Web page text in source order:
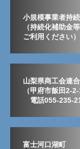
小規模事業者持
（持続化補助金
ご利用ください）
山梨県商工会連
（甲府市飯田2-
電話055-235-
富士河口湖町